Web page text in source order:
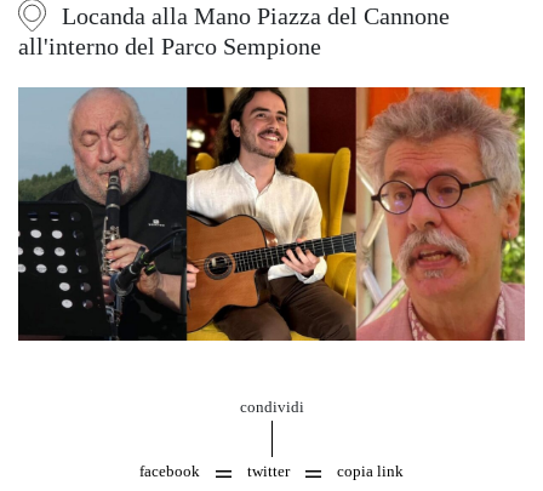
Locanda alla Mano Piazza del Cannone
all'interno del Parco Sempione
condividi
facebook twitter copia link